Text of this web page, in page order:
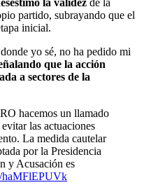
partido, subrayando que el
inicial.
yo sé, no ha pedido mi
que la acción
a sectores de la
hacemos un llamado
las actuaciones
La medida cautelar
por la Presidencia
y Acusación es
haMFlEPUVk